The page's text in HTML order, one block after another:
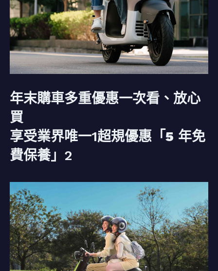
年末購車多重優惠一次看、放心
買
享受業界唯一1超規優惠「5 年免
費保養」 2